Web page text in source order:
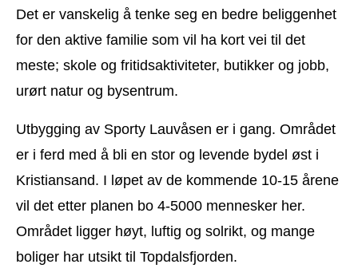
Det er vanskelig å tenke seg en bedre beliggenhet
for den aktive familie som vil ha kort vei til det
meste; skole og fritidsaktiviteter, butikker og jobb,
urørt natur og bysentrum.
Utbygging av Sporty Lauvåsen er i gang. Området
er i ferd med å bli en stor og levende bydel øst i
Kristiansand. I løpet av de kommende 10-15 årene
vil det etter planen bo 4-5000 mennesker her.
Området ligger høyt, luftig og solrikt, og mange
boliger har utsikt til Topdalsfjorden.